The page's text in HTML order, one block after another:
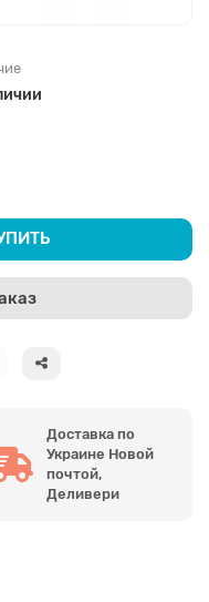
Доставка по
Украине Новой
почтой,
Деливери